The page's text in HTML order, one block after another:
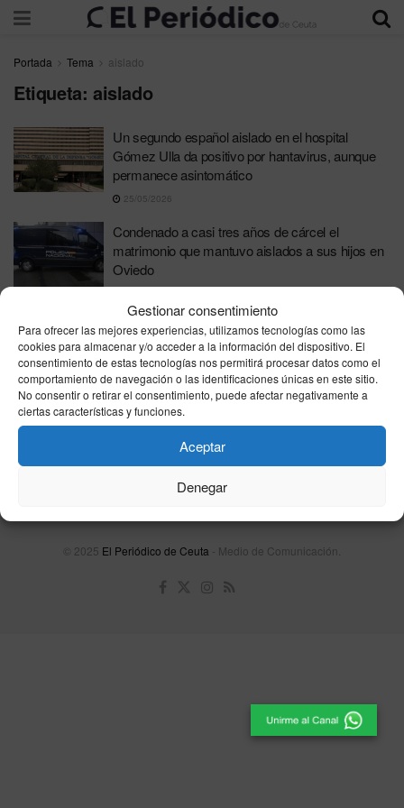
Gestionar consentimiento
Para ofrecer las mejores experiencias, utilizamos tecnologías como las
cookies para almacenar y/o acceder a la información del dispositivo. El
consentimiento de estas tecnologías nos permitirá procesar datos como el
comportamiento de navegación o las identificaciones únicas en este sitio.
No consentir o retirar el consentimiento, puede afectar negativamente a
ciertas características y funciones.
Aceptar
Denegar
Portada Tema aislado
Etiqueta: aislado
Un segundo español aislado en el hospital
Gómez Ulla da positivo por hantavirus, aunque
permanece asintomático
25/05/2026
Condenado a casi tres años de cárcel el
matrimonio que mantuvo aislados a sus hijos en
Oviedo
Contacta Publicidad Aviso Legal
Política de cookies
Unpu Group Solutions SL
© 2025 El Periódico de Ceuta - Medio de Comunicación